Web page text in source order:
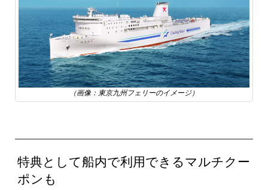
（画像：東京九州フェリーのイメージ）
特典として船内で利用できるマルチクー
ポンも